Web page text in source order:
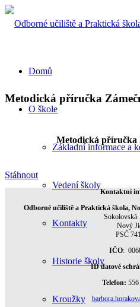
Domů
O škole
Základní informace a
Vedení školy
Kontakty
Historie školy
Kroužky
Metodická příručka
Metodická příručka
Stáhnout
Kontaktní
Odborné učiliště a Praktická škola,
Sokolovská
Nový
PSČ
IČO:
ID datové
Telefon: